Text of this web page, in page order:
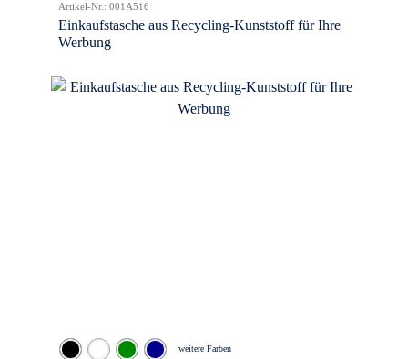
Artikel-Nr.: 001A516
Einkaufstasche aus Recycling-Kunststoff für Ihre
Werbung
weitere Farben